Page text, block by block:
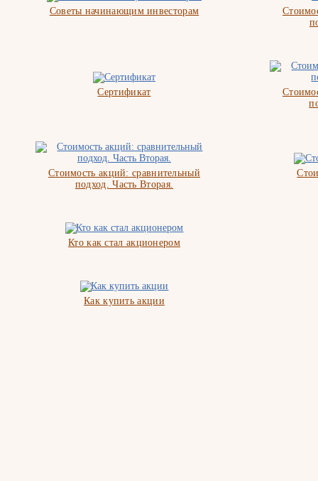
Советы начинающим инвесторам
Сертификат
Стоимость акций: сравнительный
подход. Часть Вторая.
Кто как стал акционером
Как купить акции